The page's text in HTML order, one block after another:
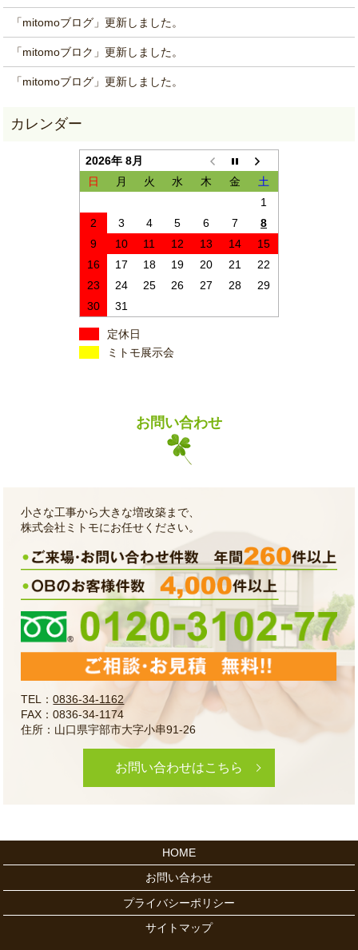
「mitomoブログ」更新しました。
「mitomoブロク」更新しました。
「mitomoブログ」更新しました。
2026年 8月
日
月 火 水 木 金
土
1
2
3 4 5 6 7
8
9
10 11 12 13 14
15
16
17 18 19 20 21
22
23
24 25 26 27 28
29
30
31
定休日
ミトモ展示会
お問い合わせ
小さな工事から大きな増改築まで、
株式会社ミトモにお任せください。
TEL：0836-34-1162
FAX：0836-34-1174
住所：山口県宇部市大字小串91-26
お問い合わせはこちら
HOME
お問い合わせ
プライバシーポリシー
サイトマップ